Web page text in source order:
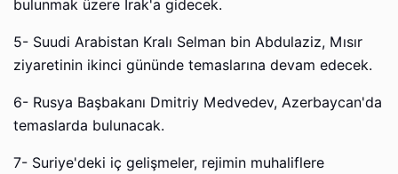
bulunmak üzere Irak'a gidecek.
5- Suudi Arabistan Kralı Selman bin Abdulaziz, Mısır
ziyaretinin ikinci gününde temaslarına devam edecek.
6- Rusya Başbakanı Dmitriy Medvedev, Azerbaycan'da
temaslarda bulunacak.
7- Suriye'deki iç gelişmeler, rejimin muhaliflere